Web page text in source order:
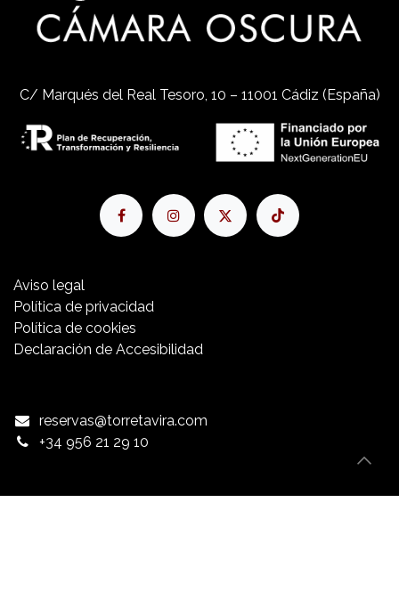
Aviso​ legal
Política de privacidad
Política de cookies
Declaración de Accesibilidad
C/ Marqués del Real Tesoro, 10 – 11001 Cádiz (España)
reservas@torretavira.com
+34 956 21 29 10